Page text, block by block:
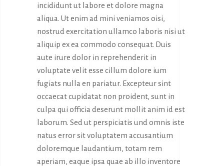
incididunt ut labore et dolore magna
aliqua. Ut enim ad mini veniamos oisi,
nostrud exercitation ullamco laboris nisi ut
aliquip ex ea commodo consequat. Duis
aute irure dolor in reprehenderit in
voluptate velit esse cillum dolore ium
fugiats nulla en pariatur. Excepteur sint
occaecat cupidatat non proident, sunt in
culpa qui officia deserunt mollit anim id est
laborum. Sed ut perspiciatis und omnis iste
natus error sit voluptatem accusantium
doloremque laudantium, totam rem
aperiam, eaque ipsa quae ab illo inventore